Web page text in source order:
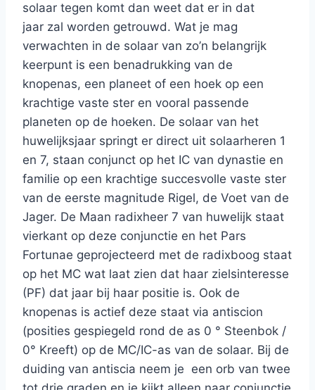
solaar tegen komt dan weet dat er in dat
jaar zal worden getrouwd. Wat je mag
verwachten in de solaar van zo’n belangrijk
keerpunt is een benadrukking van de
knopenas, een planeet of een hoek op een
krachtige vaste ster en vooral passende
planeten op de hoeken. De solaar van het
huwelijksjaar springt er direct uit solaarheren 1
en 7, staan conjunct op het IC van dynastie en
familie op een krachtige succesvolle vaste ster
van de eerste magnitude Rigel, de Voet van de
Jager. De Maan radixheer 7 van huwelijk staat
vierkant op deze conjunctie en het Pars
Fortunae geprojecteerd met de radixboog staat
op het MC wat laat zien dat haar zielsinteresse
(PF) dat jaar bij haar positie is. Ook de
knopenas is actief deze staat via antiscion
(posities gespiegeld rond de as 0 ° Steenbok /
0° Kreeft) op de MC/IC-as van de solaar. Bij de
duiding van antiscia neem je een orb van twee